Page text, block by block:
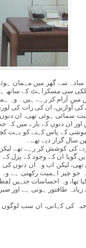
سے گھر میں مہمان
سی مسکراہٹ کے ساتھ
میں آرام کر رہے ہیں۔ وہ
آوازیں، ان کی رات کی
سمائی ہوئی تھی، ان دنوں
اور ان دنوں کے بارے میں
کے پاس کہنے کو بہت
سال گزار دیے تھے۔
کی کوشش کر رہے تھے
گویا ان کے وجود کے
لیکن اب وہ ان دنوں کی
جو چیز اہمیت رکھتی ہے
تھا، وہ احساسات جنہیں
طاقتور ہوتی ہے اور
کی کہانی، ان سب لوگوں کی